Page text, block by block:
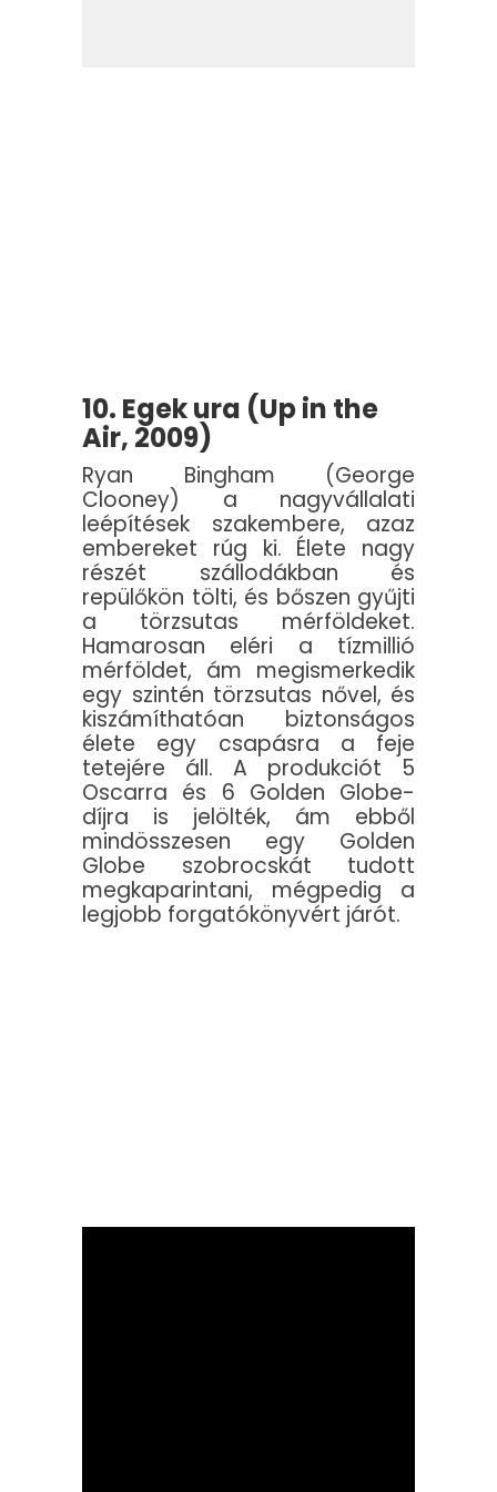
10. Egek ura (Up in the
Air, 2009)
Ryan Bingham (George
Clooney) a nagyvállalati
leépítések szakembere, azaz
embereket rúg ki. Élete nagy
részét szállodákban és
repülőkön tölti, és bőszen gyűjti
a törzsutas mérföldeket.
Hamarosan eléri a tízmillió
mérföldet, ám megismerkedik
egy szintén törzsutas nővel, és
kiszámíthatóan biztonságos
élete egy csapásra a feje
tetejére áll. A produkciót 5
Oscarra és 6 Golden Globe-
díjra is jelölték, ám ebből
mindösszesen egy Golden
Globe szobrocskát tudott
megkaparintani, mégpedig a
legjobb forgatókönyvért járót.